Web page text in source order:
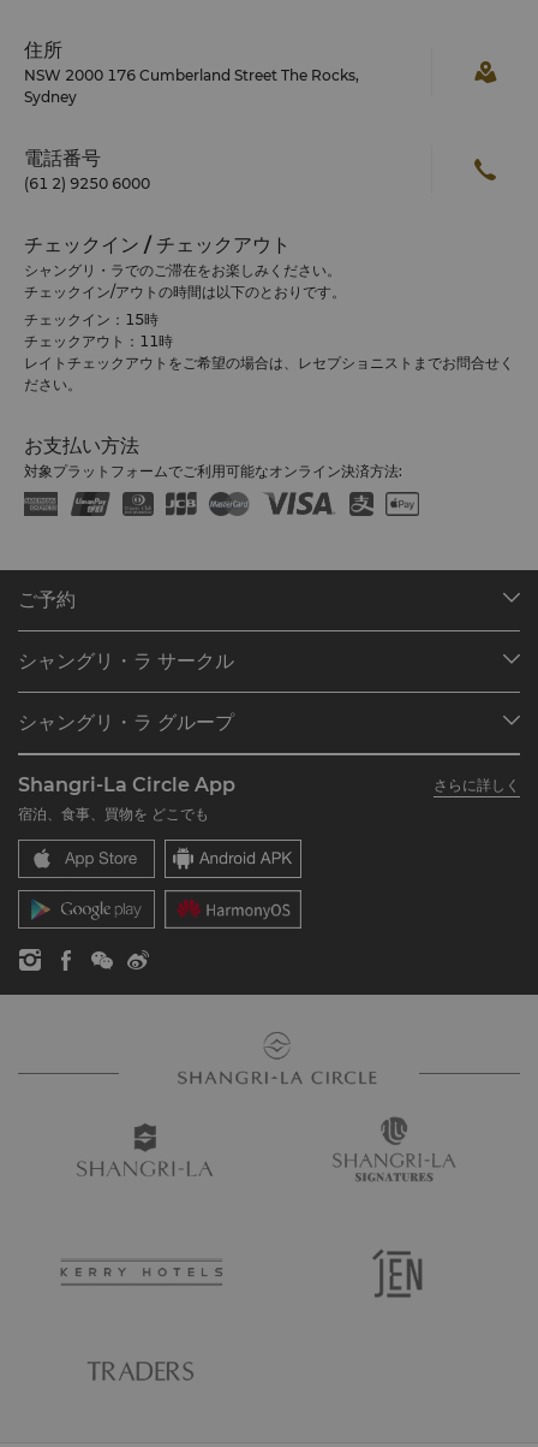
住所
NSW 2000 176 Cumberland Street The Rocks,
Sydney
電話番号
(61 2) 9250 6000
チェックイン / チェックアウト
シャングリ・ラでのご滞在をお楽しみください。
チェックイン/アウトの時間は以下のとおりです。
チェックイン：15時
チェックアウト：11時
レイトチェックアウトをご希望の場合は、レセプショニストまでお問合せく
ださい。
お支払い方法
対象プラットフォームでご利用可能なオンライン決済方法:
ご予約
ご予約の検索
レストラン＆バー
シャングリ・ラ サークル
シャングリ・ラ サークルに入会
よくあるお問合せや質問
SLCに関するお問い合わせ
シャングリ・ラ グループ
シャングリ・ラ ブランド
シャングリ・ラ センター
レジデンス
お問い合わせ
採用情報
企業の社会的責任
ニュース
Shangri-La Circle App
さらに詳しく
宿泊、食事、買物を どこでも